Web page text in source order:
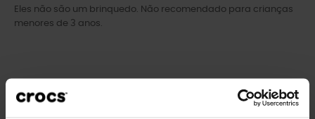
Eles não são um brinquedo. Não recomendado para crianças
menores de 3 anos.
Clientes que compraram este
produto também compraram: